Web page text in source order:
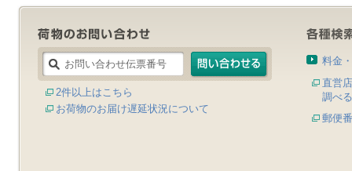
2件以上はこちら
お荷物のお届け遅延状況について
料金
直営
調べる
郵便